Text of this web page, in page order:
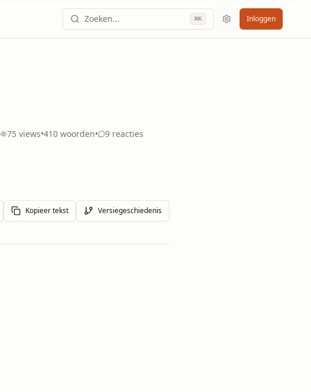
Zoeken... ⌘K Inloggen
75 views•410 woorden• 9 reacties
Kopieer tekst Versiegeschiedenis